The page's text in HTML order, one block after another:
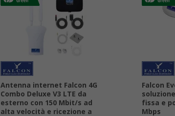
Antenna internet Falcon 4G
Combo Deluxe V3 LTE da
esterno con 150 Mbit/s ad
alta velocità e ricezione a
Falcon
fissa e
Mbps